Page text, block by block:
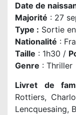
Date de
Majorité : 27
Type : Sortie
Nationalité :
Taille : 1h30 /
Genre : Thriller
Livret de
Rottiers,
Lencquesaing,